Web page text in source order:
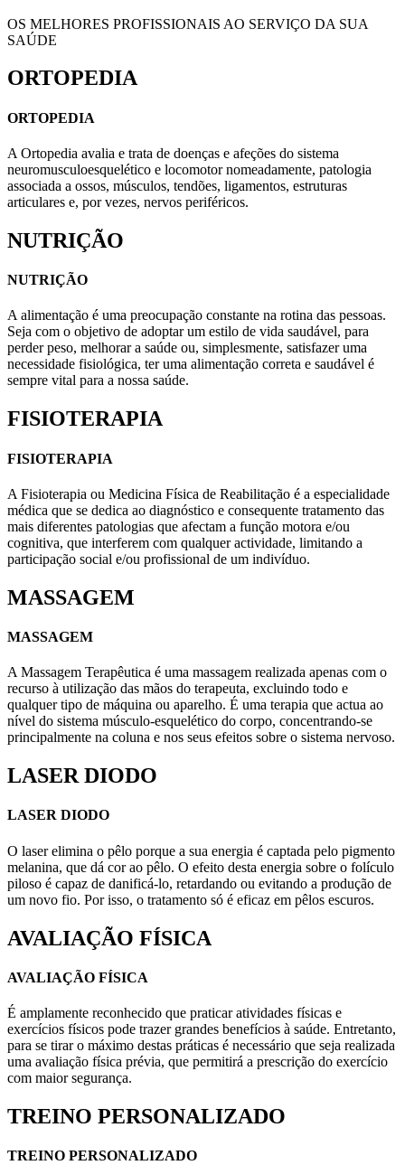
OS MELHORES PROFISSIONAIS AO SERVIÇO DA SUA
SAÚDE
ORTOPEDIA
ORTOPEDIA
A Ortopedia avalia e trata de doenças e afeções do sistema
neuromusculoesquelético e locomotor nomeadamente, patologia
associada a ossos, músculos, tendões, ligamentos, estruturas
articulares e, por vezes, nervos periféricos.
NUTRIÇÃO
NUTRIÇÃO
A alimentação é uma preocupação constante na rotina das pessoas.
Seja com o objetivo de adoptar um estilo de vida saudável, para
perder peso, melhorar a saúde ou, simplesmente, satisfazer uma
necessidade fisiológica, ter uma alimentação correta e saudável é
sempre vital para a nossa saúde.
FISIOTERAPIA
FISIOTERAPIA
A Fisioterapia ou Medicina Física de Reabilitação é a especialidade
médica que se dedica ao diagnóstico e consequente tratamento das
mais diferentes patologias que afectam a função motora e/ou
cognitiva, que interferem com qualquer actividade, limitando a
participação social e/ou profissional de um indivíduo.
MASSAGEM
MASSAGEM
A Massagem Terapêutica é uma massagem realizada apenas com o
recurso à utilização das mãos do terapeuta, excluindo todo e
qualquer tipo de máquina ou aparelho. É uma terapia que actua ao
nível do sistema músculo-esquelético do corpo, concentrando-se
principalmente na coluna e nos seus efeitos sobre o sistema nervoso.
LASER DIODO
LASER DIODO
O laser elimina o pêlo porque a sua energia é captada pelo pigmento
melanina, que dá cor ao pêlo. O efeito desta energia sobre o folículo
piloso é capaz de danificá-lo, retardando ou evitando a produção de
um novo fio. Por isso, o tratamento só é eficaz em pêlos escuros.
AVALIAÇÃO FÍSICA
AVALIAÇÃO FÍSICA
É amplamente reconhecido que praticar atividades físicas e
exercícios físicos pode trazer grandes benefícios à saúde. Entretanto,
para se tirar o máximo destas práticas é necessário que seja realizada
uma avaliação física prévia, que permitirá a prescrição do exercício
com maior segurança.
TREINO PERSONALIZADO
TREINO PERSONALIZADO